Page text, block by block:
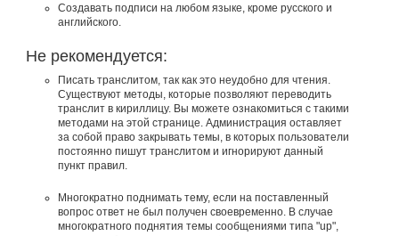
Создавать подписи на любом языке, кроме русского и
английского.
Не рекомендуется:
Писать транслитом, так как это неудобно для чтения.
Существуют методы, которые позволяют переводить
транслит в кириллицу. Вы можете ознакомиться с такими
методами на этой странице. Администрация оставляет
за собой право закрывать темы, в которых пользователи
постоянно пишут транслитом и игнорируют данный
пункт правил.
Многократно поднимать тему, если на поставленный
вопрос ответ не был получен своевременно. В случае
многократного поднятия темы сообщениями типа "up",